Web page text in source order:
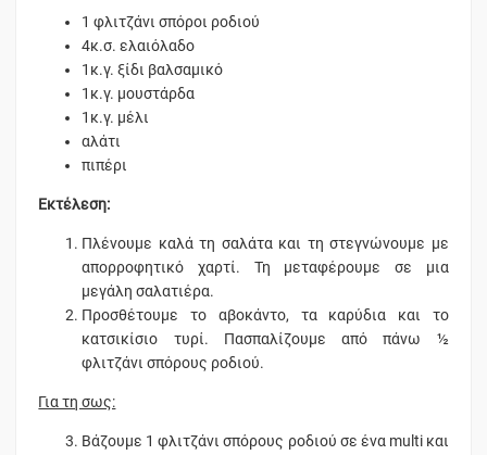
1 φλιτζάνι σπόροι ροδιού
4κ.σ. ελαιόλαδο
1κ.γ. ξίδι βαλσαμικό
1κ.γ. μουστάρδα
1κ.γ. μέλι
αλάτι
πιπέρι
Εκτέλεση:
Πλένουμε καλά τη σαλάτα και τη στεγνώνουμε με
απορροφητικό χαρτί. Τη μεταφέρουμε σε μια
μεγάλη σαλατιέρα.
Προσθέτουμε το αβοκάντο, τα καρύδια και το
κατσικίσιο τυρί. Πασπαλίζουμε από πάνω ½
φλιτζάνι σπόρους ροδιού.
Για τη σως:
Βάζουμε 1 φλιτζάνι σπόρους ροδιού σε ένα multi και